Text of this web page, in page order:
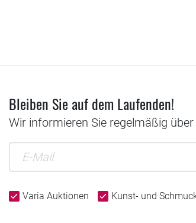
Bleiben Sie auf dem Laufenden!
Wir informieren Sie regelmäßig
Varia Auktionen Kunst- und